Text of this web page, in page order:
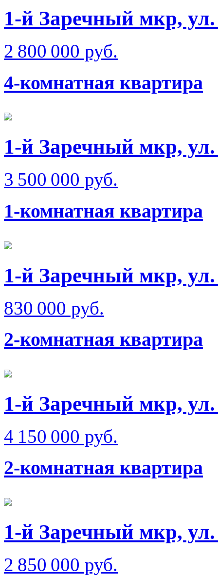
1-й Заречный мкр,
2 800 000 руб.
4-комнатная квартира
1-й Заречный мкр,
3 500 000 руб.
1-комнатная квартира
1-й Заречный мкр, ул.
830 000 руб.
2-комнатная квартира
1-й Заречный мкр,
4 150 000 руб.
2-комнатная квартира
1-й Заречный мкр, ул.
2 850 000 руб.